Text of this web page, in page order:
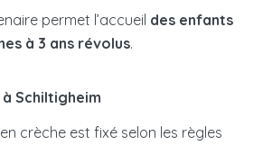
permet l’accueil des enfants
à 3 ans révolus.
Schiltigheim
crèche est fixé selon les règles